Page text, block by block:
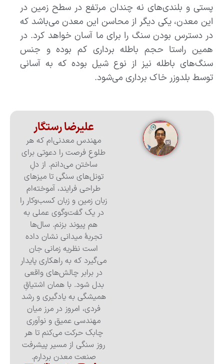
پستی و بلندی‌‌های نه چندان مرتفع در سطح زمین در
این معدن، یکی دیگر از محاسن این معدن ‌می‌باشد که
در دسترس بودن سنگ را برای ما آسان خواهد کرد‌. در
همین راستا حجم باطله برداری کم بوده و جنس
سنگ‌‌های باطله نیز از نوع شیل بوده که به آسانی
توسط بلدوزر خاک برداری ‌می‌شود.
علیرضا رستگار
مهندس معدنی‌ام که هر
طلوعِ فرصت را دعوتی برای
ساختن می‌دانم. از دلِ
تونل‌های سنگی تا میزهای
طراحی فرایند، آموخته‌ام
زبان زمین و زبان کسب‌وکار را
در یک گفت‌وگوی عملی به
هم پیوند بزنم. سال‌ها
تجربهٔ میدانی نشان داده
است نظریه زمانی جان
می‌گیرد که به راهکاری پایدار
در برابر چالش‌های واقعی
بدل شود. با همان اشتیاقِ
همیشگی به یادگیری و رشد
فردی، امروز در مرز میان
مهندسی عمیق و نوآوری
چابک حرکت می‌کنم تا هر
روز سنگی از مسیر پیشرفت
صنعت معدن بردارم.